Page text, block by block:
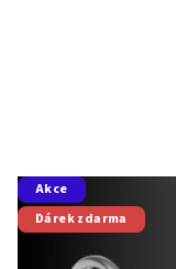
Akce
Dárek zdarma